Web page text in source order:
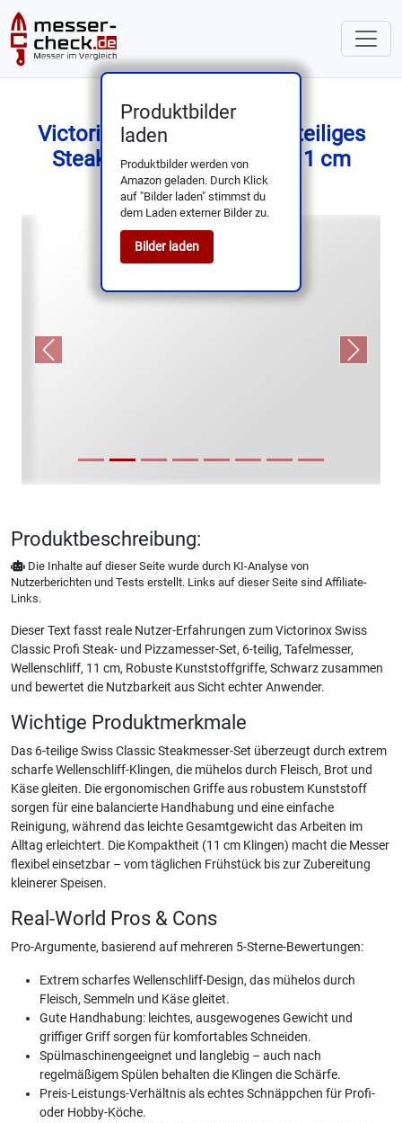
Produktbilder
laden
Produktbilder werden von
Amazon geladen. Durch Klick
auf "Bilder laden" stimmst du
dem Laden externer Bilder zu.
Bilder laden
Victorinox Swiss Classic 6‑teiliges
Steak-/Pizzamesser-Set, 11 cm
Previous Next
Produktbeschreibung:
Die Inhalte auf dieser Seite wurde durch KI-Analyse von
Nutzerberichten und Tests erstellt. Links auf dieser Seite sind Affiliate-
Links.
Dieser Text fasst reale Nutzer-Erfahrungen zum Victorinox Swiss
Classic Profi Steak- und Pizzamesser-Set, 6-teilig, Tafelmesser,
Wellenschliff, 11 cm, Robuste Kunststoffgriffe, Schwarz zusammen
und bewertet die Nutzbarkeit aus Sicht echter Anwender.
Wichtige Produktmerkmale
Das 6-teilige Swiss Classic Steakmesser-Set überzeugt durch extrem
scharfe Wellenschliff-Klingen, die mühelos durch Fleisch, Brot und
Käse gleiten. Die ergonomischen Griffe aus robustem Kunststoff
sorgen für eine balancierte Handhabung und eine einfache
Reinigung, während das leichte Gesamtgewicht das Arbeiten im
Alltag erleichtert. Die Kompaktheit (11 cm Klingen) macht die Messer
flexibel einsetzbar – vom täglichen Frühstück bis zur Zubereitung
kleinerer Speisen.
Real-World Pros & Cons
Pro-Argumente, basierend auf mehreren 5-Sterne-Bewertungen:
Extrem scharfes Wellenschliff-Design, das mühelos durch
Fleisch, Semmeln und Käse gleitet.
Gute Handhabung: leichtes, ausgewogenes Gewicht und
griffiger Griff sorgen für komfortables Schneiden.
Spülmaschinengeeignet und langlebig – auch nach
regelmäßigem Spülen behalten die Klingen die Schärfe.
Preis-Leistungs-Verhältnis als echtes Schnäppchen für Profi-
oder Hobby-Köche.